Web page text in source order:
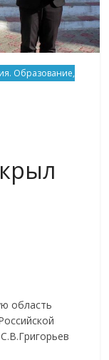
Образование,
область